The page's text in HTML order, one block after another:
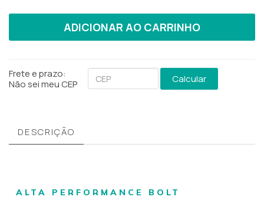
ADICIONAR AO CARRINHO
Frete e prazo:
Não sei meu CEP
Calcular
DESCRIÇÃO
ALTA PERFORMANCE BOLT